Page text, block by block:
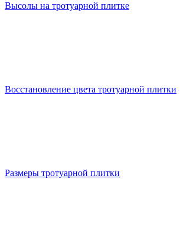
Высолы на тротуарной плитке
Восстановление цвета тротуарной плитки
Размеры тротуарной плитки